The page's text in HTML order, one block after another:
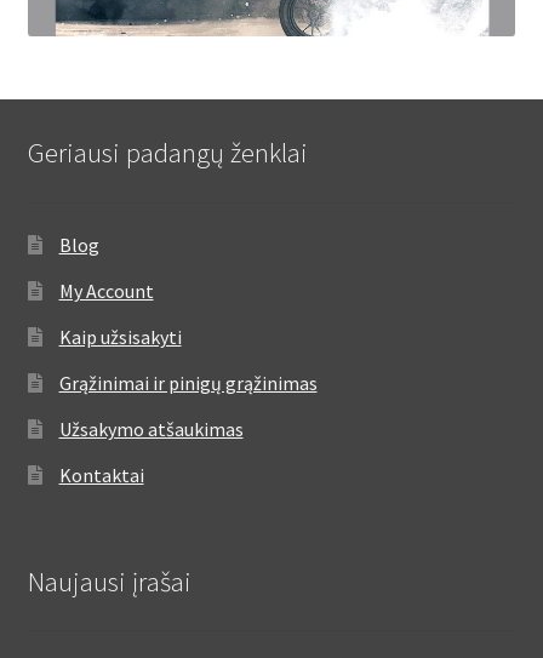
Geriausi padangų ženklai
Blog
My Account
Kaip užsisakyti
Grąžinimai ir pinigų grąžinimas
Užsakymo atšaukimas
Kontaktai
Naujausi įrašai